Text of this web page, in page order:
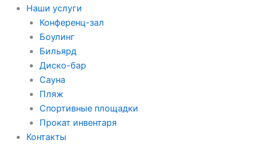
Наши услуги
Конференц-зал
Боулинг
Бильярд
Диско-бар
Сауна
Пляж
Спортивные площадки
Прокат инвентаря
Контакты